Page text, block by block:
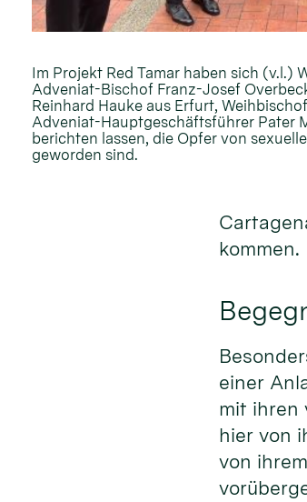
Im Projekt Red Tamar haben sich (v.l.)
Adveniat-Bischof Franz-Josef
Reinhard Hauke aus Erfurt,
Adveniat-Hauptgeschäftsführer Pater
berichten lassen, die Opfer von
geworden sind.
kommen.
einer
mit ihren
hier von
von